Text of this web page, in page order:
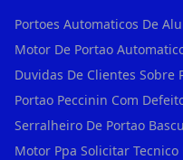
Portoes Automaticos De
Portao Peccinin Com
Serralheiro De Portao
Motor Ppa Solicitar